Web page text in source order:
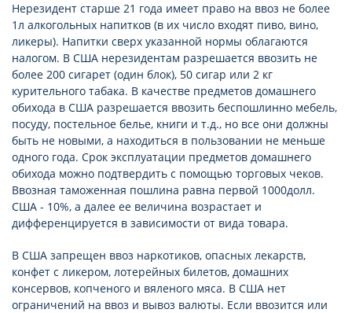
Нерезидент старше 21 года имеет право на ввоз не более
1л алкогольных напитков (в их число входят пиво, вино,
ликеры). Напитки сверх указанной нормы облагаются
налогом. В США нерезидентам разрешается ввозить не
более 200 сигарет (один блок), 50 сигар или 2 кг
курительного табака. В качестве предметов домашнего
обихода в США разрешается ввозить беспошлинно мебель,
посуду, постельное белье, книги и т.д., но все они должны
быть не новыми, а находиться в пользовании не меньше
одного года. Срок эксплуатации предметов домашнего
обихода можно подтвердить с помощью торговых чеков.
Ввозная таможенная пошлина равна первой 1000долл.
США - 10%, а далее ее величина возрастает и
дифференцируется в зависимости от вида товара.
В США запрещен ввоз наркотиков, опасных лекарств,
конфет с ликером, лотерейных билетов, домашних
консервов, копченого и вяленого мяса. В США нет
ограничений на ввоз и вывоз валюты. Если ввозится или